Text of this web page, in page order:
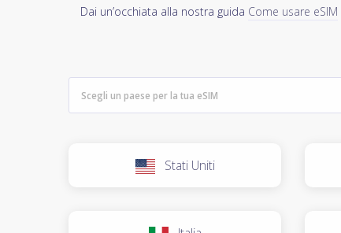
Dai un’occhiata alla nostra guida Come usare eSIM
Stati Uniti